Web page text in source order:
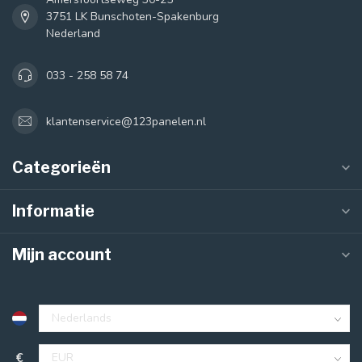
3751 LK Bunschoten-Spakenburg
Nederland
033 - 258 58 74
klantenservice@123panelen.nl
Categorieën
Informatie
Mijn account
€